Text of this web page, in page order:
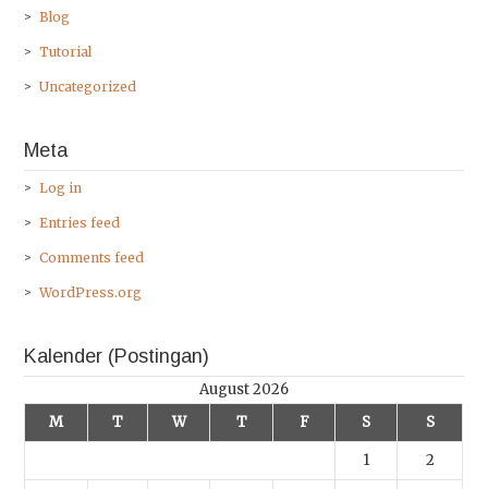
Blog
Tutorial
Uncategorized
Meta
Log in
Entries feed
Comments feed
WordPress.org
Kalender (Postingan)
August 2026
M
T W T F S S
1 2